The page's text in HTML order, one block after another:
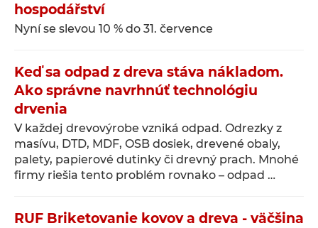
hospodářství
Nyní se slevou 10 % do 31. července
Keď sa odpad z dreva stáva nákladom.
Ako správne navrhnúť technológiu
drvenia
V každej drevovýrobe vzniká odpad. Odrezky z
masívu, DTD, MDF, OSB dosiek, drevené obaly,
palety, papierové dutinky či drevný prach. Mnohé
firmy riešia tento problém rovnako – odpad …
RUF Briketovanie kovov a dreva - väčšina